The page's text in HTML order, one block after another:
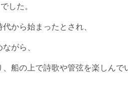
した。
から始まったとされ、
がら、
船の上で詩歌や管弦を楽しんで